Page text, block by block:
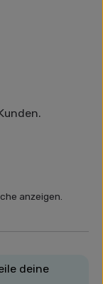
5 Sternen
anzeigen.
deine